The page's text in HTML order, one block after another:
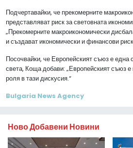
Подчертавайки, че прекомерните
представляват риск за световната
„Прекомерните макроикономически
и създават икономически и финансови
Посочвайки, че Европейският съюз е една
света, Коща добави: „Европейският съюз е
роля в тази дискусия.“
Bulgaria News Agency
Ново Добавени Новини